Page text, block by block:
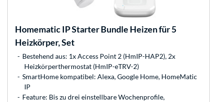
Homematic IPStarter Bundle Heizen für 5
Heizkörper, Set
Bestehend aus: 1x Access Point 2 (HmIP-HAP2), 2x
Heizkörperthermostat (HmIP-eTRV-2)
SmartHome kompatibel: Alexa, Google Home, HomeMatic
IP
Feature: Bis zu drei einstellbare Wochenprofile,